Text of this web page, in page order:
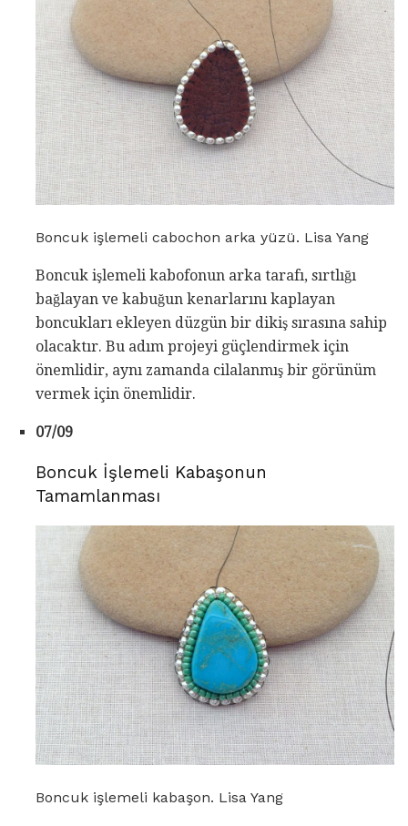
Boncuk işlemeli cabochon arka yüzü. Lisa Yang
Boncuk işlemeli kabofonun arka tarafı, sırtlığı
bağlayan ve kabuğun kenarlarını kaplayan
boncukları ekleyen düzgün bir dikiş sırasına sahip
olacaktır. Bu adım projeyi güçlendirmek için
önemlidir, aynı zamanda cilalanmış bir görünüm
vermek için önemlidir.
07/09
Boncuk İşlemeli Kabaşonun
Tamamlanması
Boncuk işlemeli kabaşon. Lisa Yang